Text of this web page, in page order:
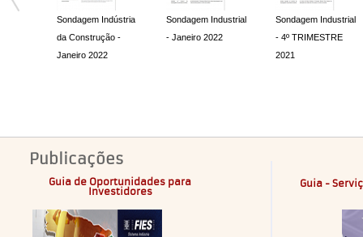
Sondagem Indústria
da Construção -
Janeiro 2022
Sondagem Industrial
- Janeiro 2022
Sondagem Industrial
- 4º TRIMESTRE
2021
Publicações
Guia de Oportunidades para
Investidores
Guia -